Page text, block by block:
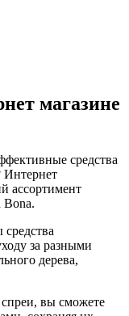
магазине
средства
Интернет
ассортимент
Bona.
за разными
дерева,
вы сможете